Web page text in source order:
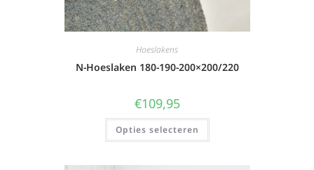
Hoeslakens
N-Hoeslaken 180-190-200×200/220
€109,95
Opties selecteren